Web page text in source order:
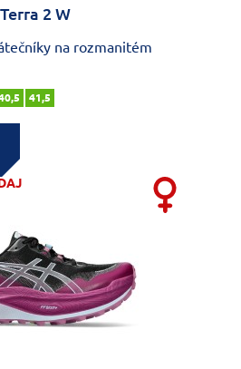
2 W
na rozmanitém
41,5